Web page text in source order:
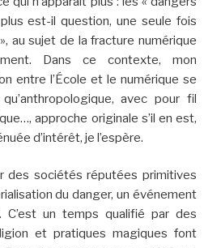
est-il question, une seule fois
au sujet de la fracture numérique
Dans ce contexte, mon
entre l’École et le numérique se
avec pour fil
approche originale s’il en est,
d’intérêt, je l’espère.
des sociétés réputées primitives
du danger, un événement
C’est un temps qualifié par des
et pratiques magiques font